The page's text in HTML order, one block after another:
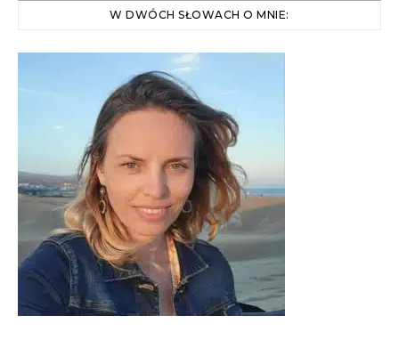
W DWÓCH SŁOWACH O MNIE: